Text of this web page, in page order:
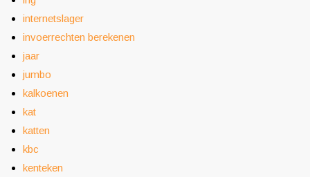
internetslager
invoerrechten berekenen
jaar
jumbo
kalkoenen
kat
katten
kbc
kenteken